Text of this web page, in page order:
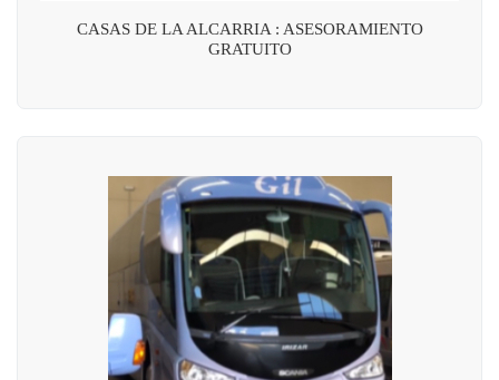
CASAS DE LA ALCARRIA : ASESORAMIENTO
GRATUITO